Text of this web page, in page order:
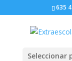
635
Seleccionar